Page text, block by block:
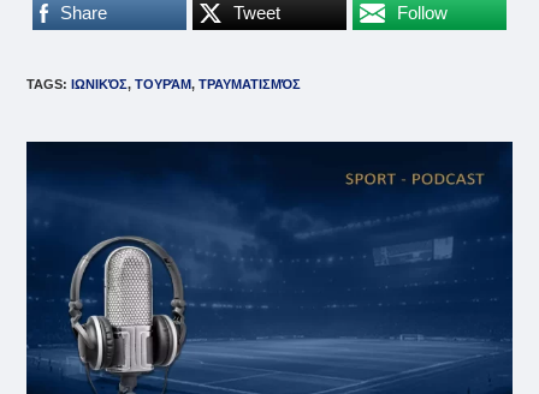
Share Tweet Follow
TAGS:ΙΩΝΙΚΌΣ, ΤΟΥΡΆΜ, ΤΡΑΥΜΑΤΙΣΜΌΣ